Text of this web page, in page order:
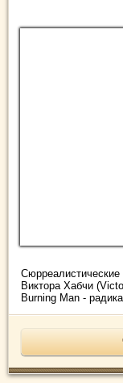
Виктора Хабчи
Burning Man -